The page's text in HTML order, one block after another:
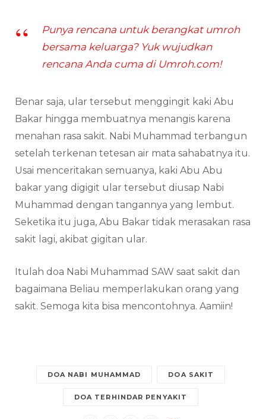
Punya rencana untuk berangkat umroh
bersama keluarga? Yuk wujudkan
rencana Anda cuma di Umroh.com!
Benar saja, ular tersebut menggingit kaki Abu
Bakar hingga membuatnya menangis karena
menahan rasa sakit. Nabi Muhammad terbangun
setelah terkenan tetesan air mata sahabatnya itu.
Usai menceritakan semuanya, kaki Abu Abu
bakar yang digigit ular tersebut diusap Nabi
Muhammad dengan tangannya yang lembut.
Seketika itu juga, Abu Bakar tidak merasakan rasa
sakit lagi, akibat gigitan ular.
Itulah doa Nabi Muhammad SAW saat sakit dan
bagaimana Beliau memperlakukan orang yang
sakit. Semoga kita bisa mencontohnya. Aamiin!
DOA NABI MUHAMMAD DOA SAKIT
DOA TERHINDAR PENYAKIT